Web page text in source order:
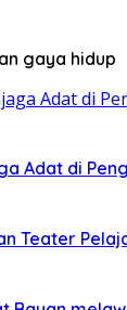
gaya hidup
Adat di
Teater